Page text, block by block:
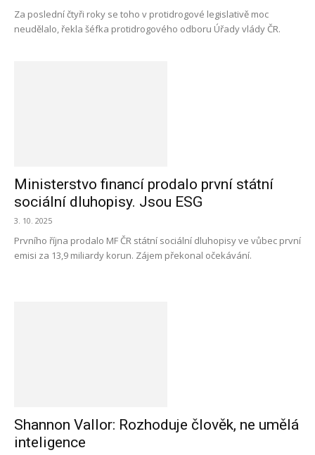
Za poslední čtyři roky se toho v protidrogové legislativě moc
neudělalo, řekla šéfka protidrogového odboru Úřady vlády ČR.
Ministerstvo financí prodalo první státní
sociální dluhopisy. Jsou ESG
3. 10. 2025
Prvního října prodalo MF ČR státní sociální dluhopisy ve vůbec první
emisi za 13,9 miliardy korun. Zájem překonal očekávání.
Shannon Vallor: Rozhoduje člověk, ne umělá
inteligence